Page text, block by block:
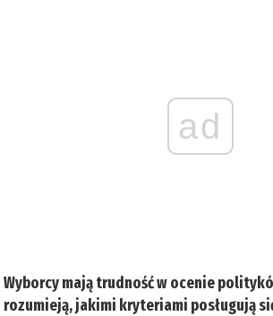
ad
Wyborcy mają trudność w ocenie
rozumieją, jakimi kryteriami posługują